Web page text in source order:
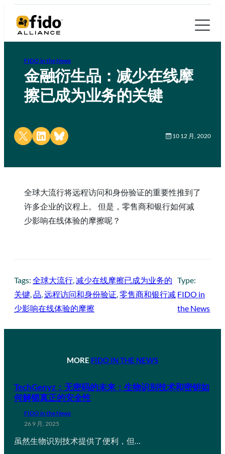
FIDO in the News
金融衍生品：减少在线摩
擦已成为业务的关键
Share on X Share on LinkedIn
Share on Bluesky 10 12 月, 2020
全球大流行将远程访问和身份验证的重要性推到了
许多企业的议程上。 但是，零售商和银行如何减
少影响在线体验的摩擦呢？
Tags: 全球大流行 减少在线摩擦已成为业务的
关键 品 远程访问和身份验证 零售商和银行减
少影响在线体验的摩擦
Type:
FIDO in
the News
MORE FIDO IN THE NEWS
TechGenyz：无密码的未来：生物识别技术和密钥如
何解锁真正的安全性
FIDO in the News
26 9 月, 2025
虽然生物识别技术提供了便利，但…